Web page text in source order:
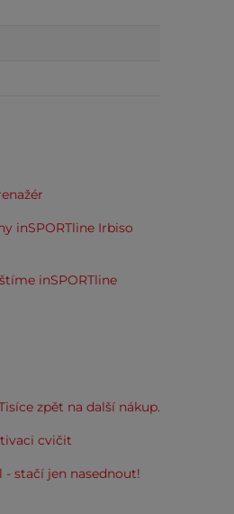
inSPORTline Irbiso
inSPORTline
zpět na další nákup.
cvičit
- stačí jen nasednout!